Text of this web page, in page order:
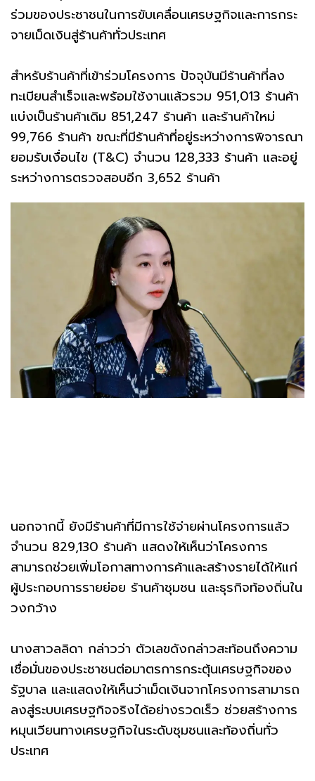
ร่วมของประชาชนในการขับเคลื่อนเศรษฐกิจและการกระ
จายเม็ดเงินสู่ร้านค้าทั่วประเทศ
สำหรับร้านค้าที่เข้าร่วมโครงการ ปัจจุบันมีร้านค้าที่ลง
ทะเบียนสำเร็จและพร้อมใช้งานแล้วรวม 951,013 ร้านค้า
แบ่งเป็นร้านค้าเดิม 851,247 ร้านค้า และร้านค้าใหม่
99,766 ร้านค้า ขณะที่มีร้านค้าที่อยู่ระหว่างการพิจารณา
ยอมรับเงื่อนไข (T&C) จำนวน 128,333 ร้านค้า และอยู่
ระหว่างการตรวจสอบอีก 3,652 ร้านค้า
นอกจากนี้ ยังมีร้านค้าที่มีการใช้จ่ายผ่านโครงการแล้ว
จำนวน 829,130 ร้านค้า แสดงให้เห็นว่าโครงการ
สามารถช่วยเพิ่มโอกาสทางการค้าและสร้างรายได้ให้แก่
ผู้ประกอบการรายย่อย ร้านค้าชุมชน และธุรกิจท้องถิ่นใน
วงกว้าง
นางสาวลลิดา กล่าวว่า ตัวเลขดังกล่าวสะท้อนถึงความ
เชื่อมั่นของประชาชนต่อมาตรการกระตุ้นเศรษฐกิจของ
รัฐบาล และแสดงให้เห็นว่าเม็ดเงินจากโครงการสามารถ
ลงสู่ระบบเศรษฐกิจจริงได้อย่างรวดเร็ว ช่วยสร้างการ
หมุนเวียนทางเศรษฐกิจในระดับชุมชนและท้องถิ่นทั่ว
ประเทศ